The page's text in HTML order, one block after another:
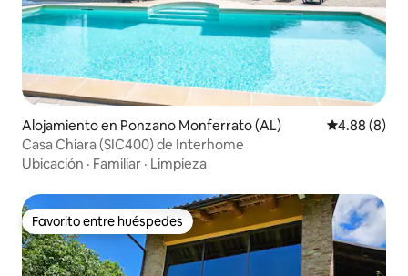
Alojamiento en Ponzano Monferrato (AL) Calificación
4.88 (8)
Casa Chiara (SIC400) de Interhome
Ubicación · Familiar · Limpieza
Favorito entre huéspedes
Favorito entre huéspedes